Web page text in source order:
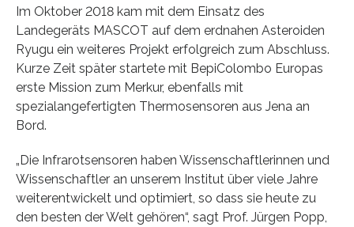
Im Oktober 2018 kam mit dem Einsatz des
Landegeräts MASCOT auf dem erdnahen Asteroiden
Ryugu ein weiteres Projekt erfolgreich zum Abschluss.
Kurze Zeit später startete mit BepiColombo Europas
erste Mission zum Merkur, ebenfalls mit
spezialangefertigten Thermosensoren aus Jena an
Bord.
„Die Infrarotsensoren haben Wissenschaftlerinnen und
Wissenschaftler an unserem Institut über viele Jahre
weiterentwickelt und optimiert, so dass sie heute zu
den besten der Welt gehören“, sagt Prof. Jürgen Popp,